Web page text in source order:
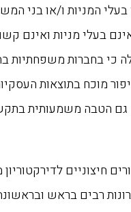
המניות ו/או בני
בעלי מניות ואינם
כי בחברות משפחתיות
מוכח בתוצאות
הטבה משמעותית
חיצוניים
רבים בראש